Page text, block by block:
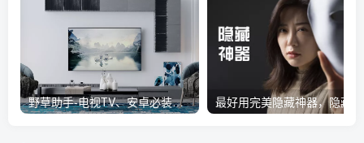
野草助手-电视TV、安卓必装的一款软件，超级好用